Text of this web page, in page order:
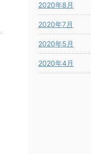
2020年8月
2020年7月
2020年5月
2020年4月